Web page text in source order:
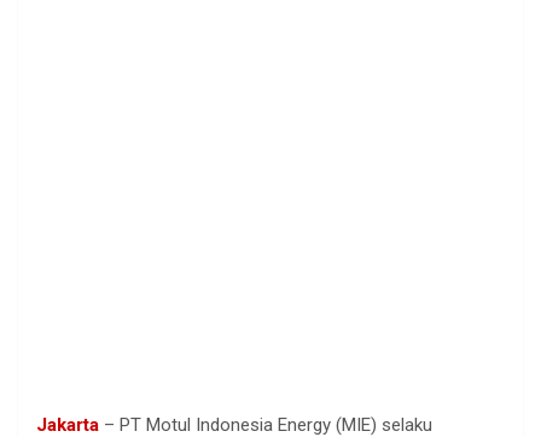
Jakarta – PT Motul Indonesia Energy (MIE) selaku